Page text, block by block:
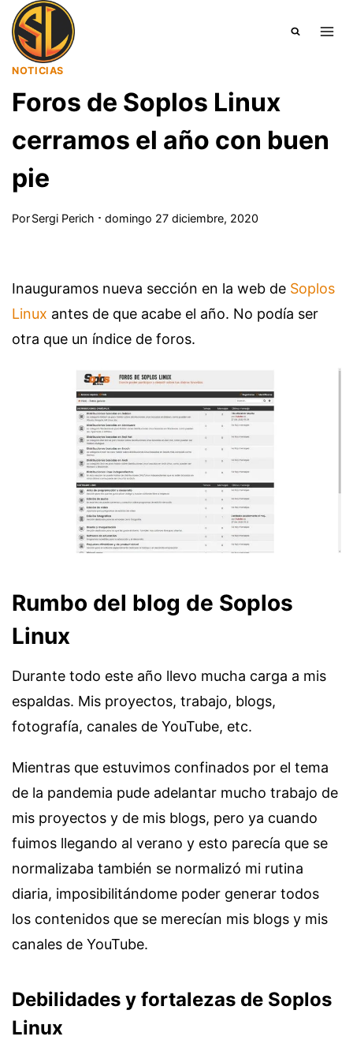
Saltar
contenido
NOTICIAS
Foros de Soplos Linux
cerramos el año con buen
pie
PorSergi Perich domingo 27 diciembre, 2020
Inauguramos nueva sección en la web de Soplos
Linux antes de que acabe el año. No podía ser
otra que un índice de foros.
Rumbo del blog de Soplos
Linux
Durante todo este año llevo mucha carga a mis
espaldas. Mis proyectos, trabajo, blogs,
fotografía, canales de YouTube, etc.
Mientras que estuvimos confinados por el tema
de la pandemia pude adelantar mucho trabajo de
mis proyectos y de mis blogs, pero ya cuando
fuimos llegando al verano y esto parecía que se
normalizaba también se normalizó mi rutina
diaria, imposibilitándome poder generar todos
los contenidos que se merecían mis blogs y mis
canales de YouTube.
Debilidades y fortalezas de Soplos
Linux